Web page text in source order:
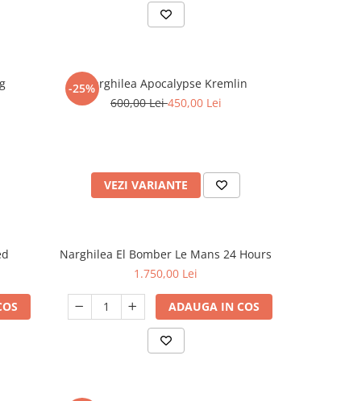
-25%Narghilea Apocalypse Kremlin
600,00 Lei450,00 Lei
VEZI VARIANTE
Narghilea El Bomber Le Mans 24 Hours
1.750,00 Lei
ADAUGA IN COS